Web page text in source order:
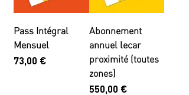
Pass Intégral
Mensuel
Prix
73,00 €
Abonnement
annuel lecar
proximité (toutes
zones)
Prix
550,00 €